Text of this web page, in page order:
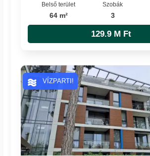
Belső terület
64 m²
Szobák
3
129.9 M Ft
VÍZPARTI!